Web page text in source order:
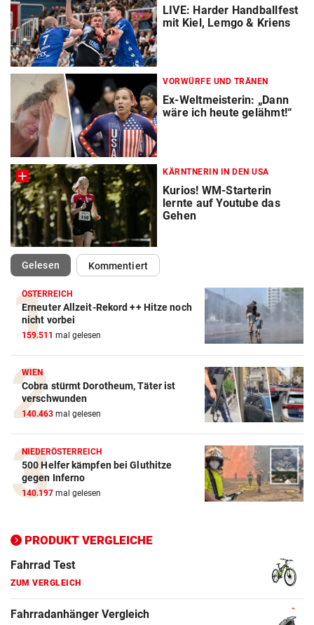
LIVE: Harder Handballfest
mit Kiel, Lemgo & Kriens
VORWÜRFE UND TRÄNEN
Ex-Weltmeisterin: „Dann
wäre ich heute gelähmt!“
KÄRNTNERIN IN DEN USA
Kurios! WM-Starterin
lernte auf Youtube das
Gehen
Gelesen(ausgewählt)Kommentiert
ÖSTERREICH
Erneuter Allzeit-Rekord ++ Hitze noch
nicht vorbei
159.511 mal gelesen
WIEN
Cobra stürmt Dorotheum, Täter ist
verschwunden
140.463 mal gelesen
NIEDERÖSTERREICH
500 Helfer kämpfen bei Gluthitze
gegen Inferno
140.197 mal gelesen
PRODUKT VERGLEICHE
Action-Cam Vergleich
ZUM VERGLEICH
Crosstrainer Vergleich
ZUM VERGLEICH
E-Bike Vergleich
ZUM VERGLEICH
Elektro-Scooter Vergleich
ZUM VERGLEICH
ZUM VERGLEICH
Fahrrad Test
ZUM VERGLEICH
Fahrradanhänger Vergleich